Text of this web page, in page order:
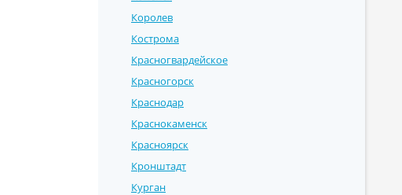
Королев
Кострома
Красногвардейское
Красногорск
Краснодар
Краснокаменск
Красноярск
Кронштадт
Курган